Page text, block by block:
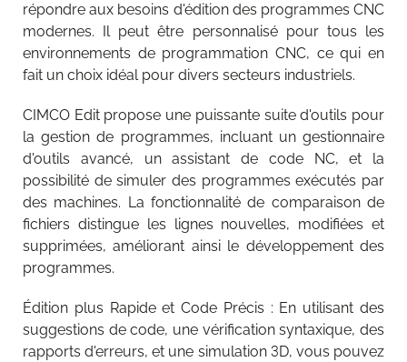
répondre aux besoins d'édition des programmes CNC
modernes. Il peut être personnalisé pour tous les
environnements de programmation CNC, ce qui en
fait un choix idéal pour divers secteurs industriels.
CIMCO Edit propose une puissante suite d'outils pour
la gestion de programmes, incluant un gestionnaire
d'outils avancé, un assistant de code NC, et la
possibilité de simuler des programmes exécutés par
des machines. La fonctionnalité de comparaison de
fichiers distingue les lignes nouvelles, modifiées et
supprimées, améliorant ainsi le développement des
programmes.
Édition plus Rapide et Code Précis : En utilisant des
suggestions de code, une vérification syntaxique, des
rapports d'erreurs, et une simulation 3D, vous pouvez